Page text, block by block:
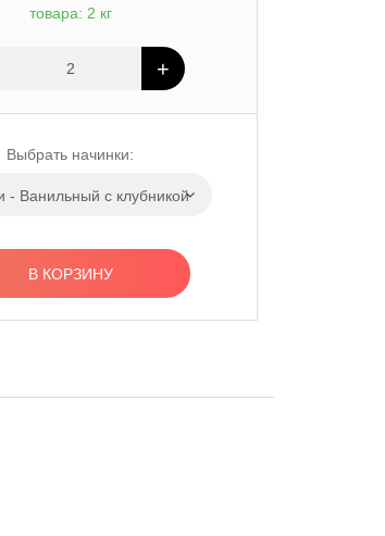
товара: 2 кг
+
Выбрать начинки:
- Ванильный с клубникой
В КОРЗИНУ